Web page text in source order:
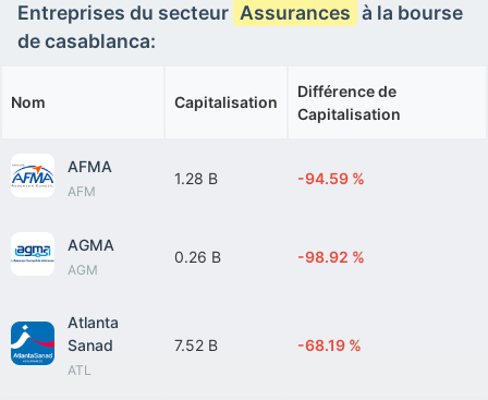
Entreprises du secteur Assurances à la bourse
de casablanca:
Nom Capitalisation
Différence de
Capitalisation
AFMA
AFM
1.28 B -94.59 %
AGMA
AGM
0.26 B -98.92 %
Atlanta
Sanad
ATL
7.52 B -68.19 %